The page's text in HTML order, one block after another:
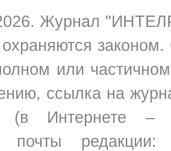
Журнал
или
ссылка на
(в Интернете
почты